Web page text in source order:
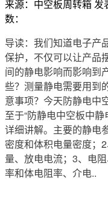
来源：中空板周转箱 发
数：
导读：我们知道电子产
保护，不仅可以让产品
间的静电影响而影响到
些？测量静电需要用到
意事项？今天防静电中
至于“防静电中空板中
详细讲解。主要的静电
密度和体积电量密度；
量、放电电流；3、电
率和体电阻率、介电..